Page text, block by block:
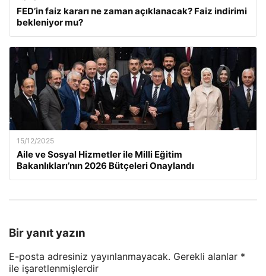
FED’in faiz kararı ne zaman açıklanacak? Faiz indirimi
bekleniyor mu?
15/12/2025
Aile ve Sosyal Hizmetler ile Milli Eğitim
Bakanlıkları’nın 2026 Bütçeleri Onaylandı
Bir yanıt yazın
E-posta adresiniz yayınlanmayacak. Gerekli alanlar *
ile işaretlenmişlerdir